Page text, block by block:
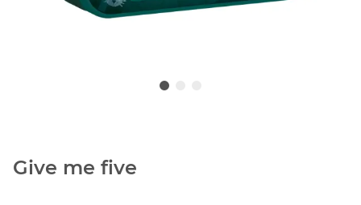
Give me five